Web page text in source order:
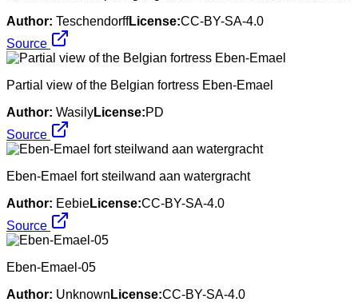
Author: TeschendorffLicense:CC-BY-SA-4.0
Source
Partial view of the Belgian fortress Eben-Emael
Author: WasilyLicense:PD
Source
Eben-Emael fort steilwand aan watergracht
Author: EebieLicense:CC-BY-SA-4.0
Source
Eben-Emael-05
Author: Unknown License:CC-BY-SA-4.0